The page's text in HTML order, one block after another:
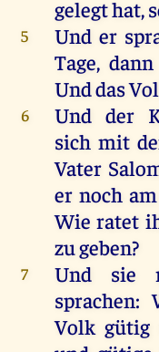
gelegthat,
5 Und er
Tage, dann
Unddas
6 Und der
sich mit
Vater
er noch am
Wie ratet
zugeben?
7 Und sie
sprachen:
Volk gütig